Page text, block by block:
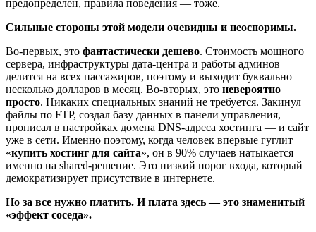
предопределен, правила поведения — тоже.
Сильные стороны этой модели очевидны и неоспоримы.
Во-первых, это фантастически дешево. Стоимость мощного
сервера, инфраструктуры дата-центра и работы админов
делится на всех пассажиров, поэтому и выходит буквально
несколько долларов в месяц. Во-вторых, это невероятно
просто. Никаких специальных знаний не требуется. Закинул
файлы по FTP, создал базу данных в панели управления,
прописал в настройках домена DNS-адреса хостинга — и сайт
уже в сети. Именно поэтому, когда человек впервые гуглит
«купить хостинг для сайта», он в 90% случаев натыкается
именно на shared-решение. Это низкий порог входа, который
демократизирует присутствие в интернете.
Но за все нужно платить. И плата здесь — это знаменитый
«эффект соседа».